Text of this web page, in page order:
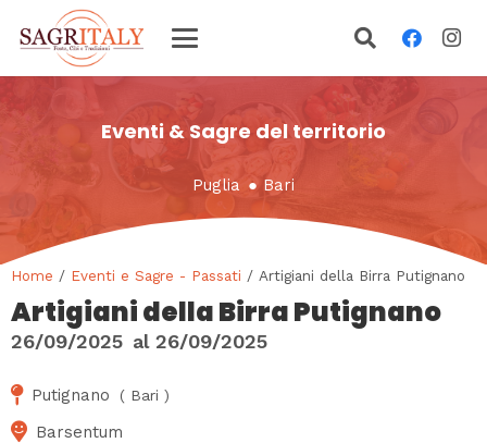
Eventi & Sagre del territorio
Puglia ● Bari
Home / Eventi e Sagre - Passati / Artigiani della Birra Putignano
Artigiani della Birra Putignano
26/09/2025 al 26/09/2025
Putignano ( Bari )
Barsentum